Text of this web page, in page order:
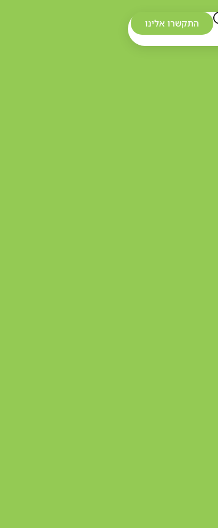
התקשרו אלינו